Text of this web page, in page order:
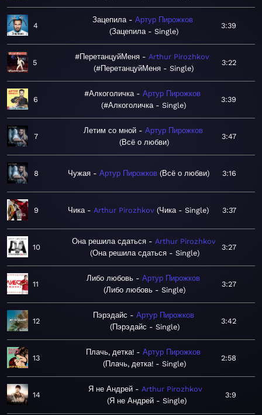
4
Зацепила
Артур Пирожков
Зацепила - Single
3:39
5
#ПеретанцуйМеня
Arthur Pirozhkov
#ПеретанцуйМеня - Single
3:22
6
#Алкоголичка
Артур Пирожков
#Алкоголичка - Single
3:39
7
Летим со мной
Артур Пирожков
Всё о любви
3:47
8 Чужая Артур Пирожков Всё о любви 3:16
9 Чика Arthur Pirozhkov Чика - Single 3:37
10
Она решила сдаться
Arthur Pirozhkov
Она решила сдаться - Single
3:27
11
Либо любовь
Артур Пирожков
Либо любовь - Single
3:27
12
Пэрэдайс
Артур Пирожков
Пэрэдайс - Single
3:42
13
Плачь, детка!
Артур Пирожков
Плачь, детка! - Single
2:58
14
Я не Андрей
Arthur Pirozhkov
Я не Андрей - Single
3:9